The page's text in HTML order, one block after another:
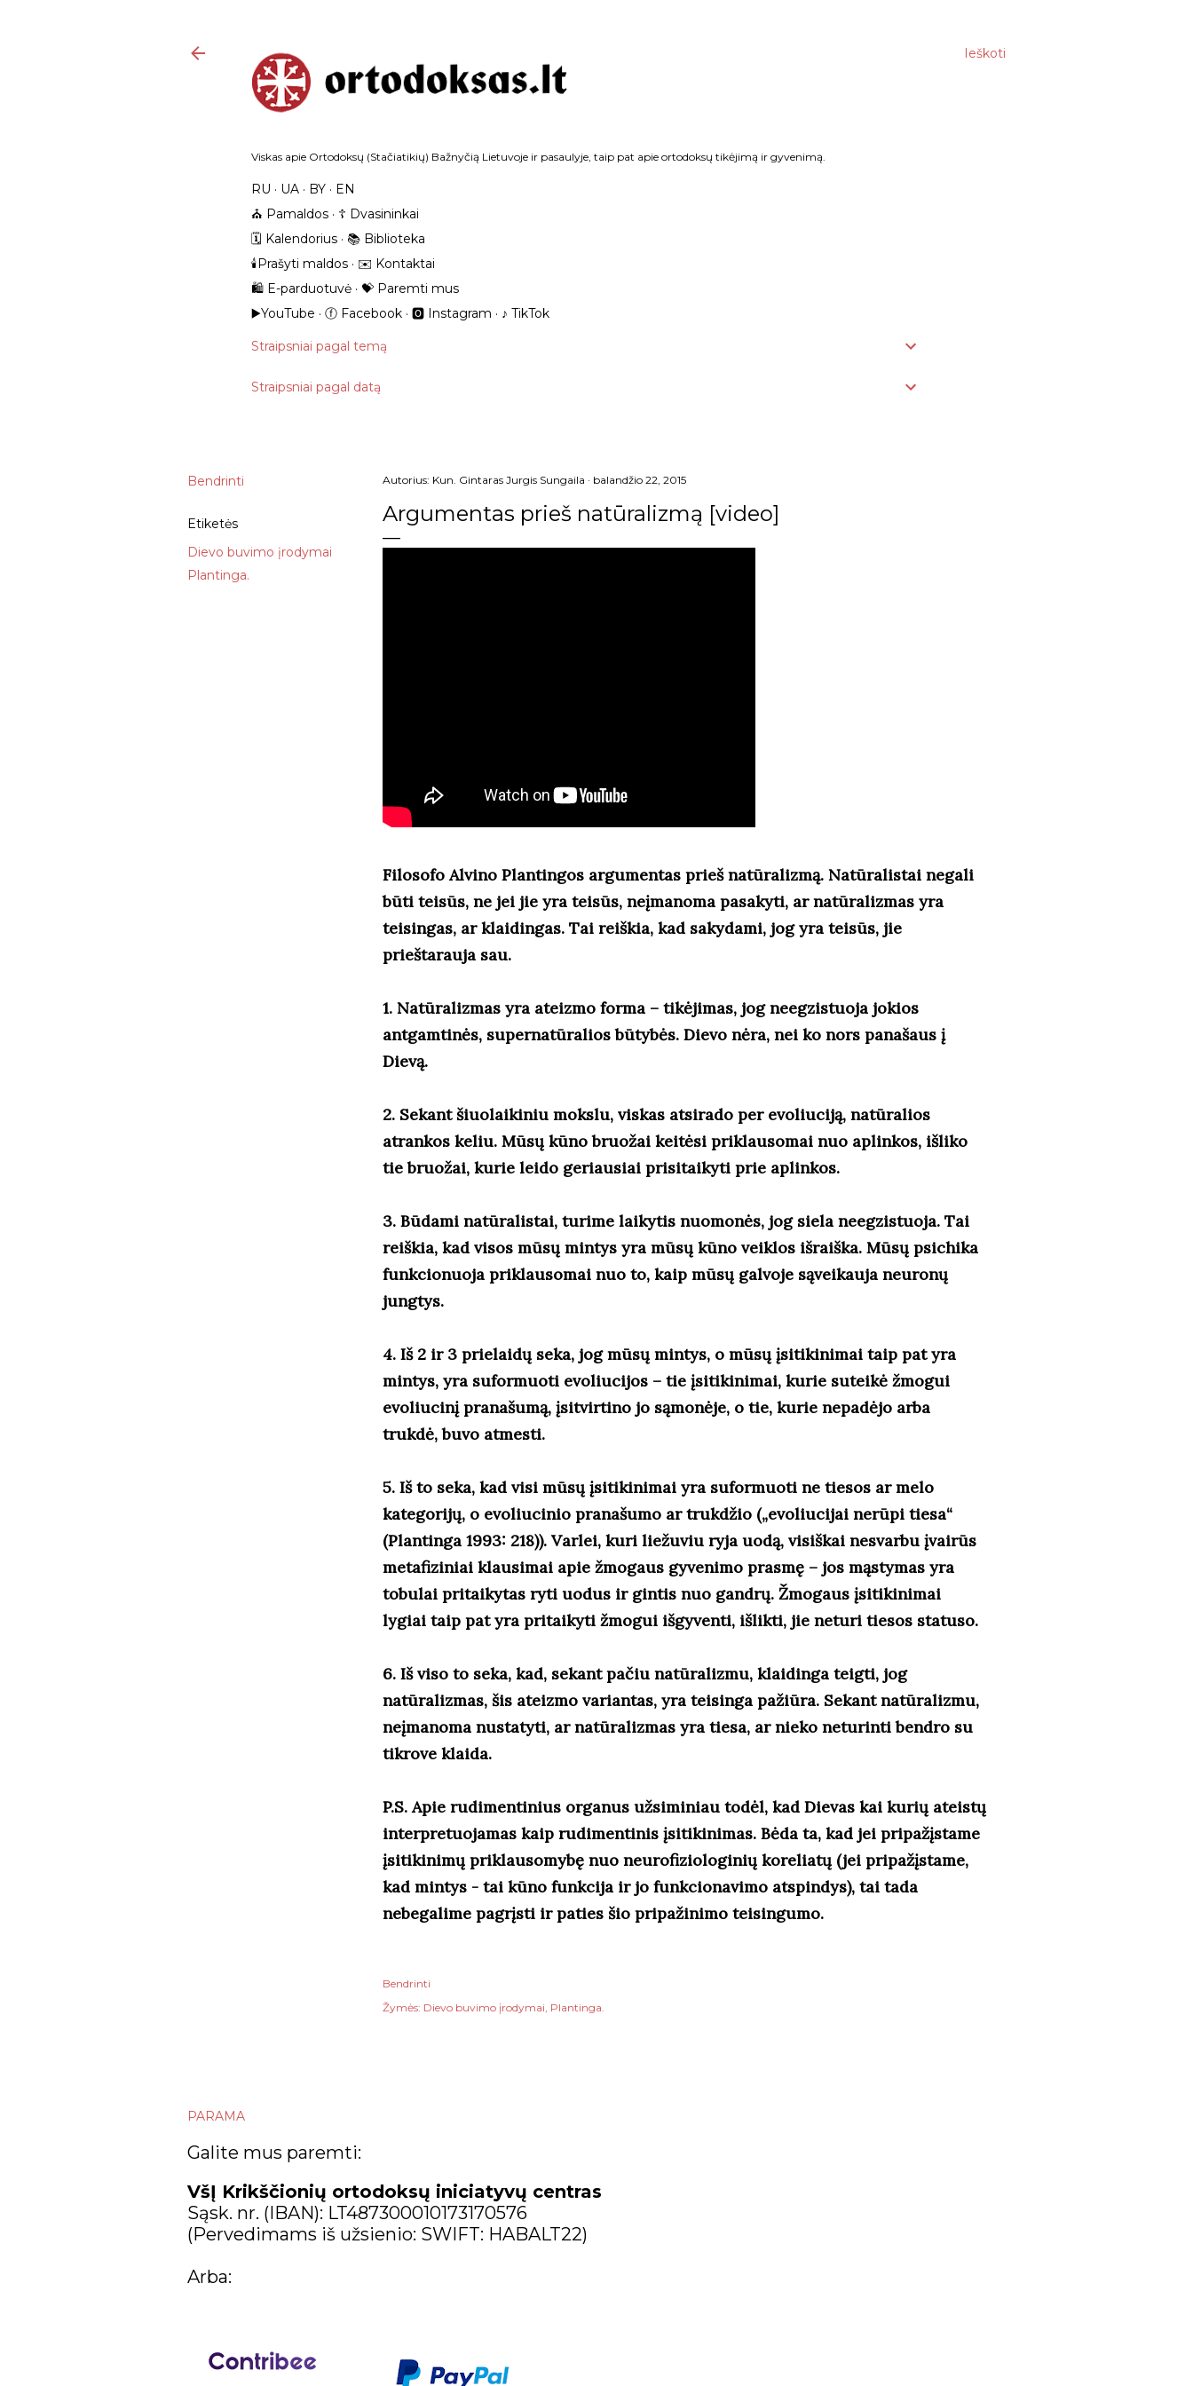
Ieškoti
Viskas apie Ortodoksų (Stačiatikių) Bažnyčią Lietuvoje ir pasaulyje, taip pat apie ortodoksų tikėjimą ir gyvenimą.
RU UA BY
EN
⛪️ Pamaldos
☦️ Dvasininkai
🗓️ Kalendorius
📚 Biblioteka
🕯️Prašyti maldos
✉️ Kontaktai
🛍️ E-parduotuvė
💝 Paremti mus
▶️YouTube
ⓕ Facebook 🅾 Instagram ‎♪ TikTok
Straipsniai pagal temą
Straipsniai pagal datą
Bendrinti
Etiketės
Dievo buvimo įrodymai
Plantinga.
Autorius: Kun. Gintaras Jurgis Sungaila balandžio 22, 2015
Argumentas prieš natūralizmą [video]
Filosofo Alvino Plantingos argumentas prieš natūralizmą. Natūralistai negali
būti teisūs, ne jei jie yra teisūs, neįmanoma pasakyti, ar natūralizmas yra
teisingas, ar klaidingas. Tai reiškia, kad sakydami, jog yra teisūs, jie
prieštarauja sau.
1. Natūralizmas yra ateizmo forma – tikėjimas, jog neegzistuoja jokios
antgamtinės, supernatūralios būtybės. Dievo nėra, nei ko nors panašaus į
Dievą.
2. Sekant šiuolaikiniu mokslu, viskas atsirado per evoliuciją, natūralios
atrankos keliu. Mūsų kūno bruožai keitėsi priklausomai nuo aplinkos, išliko
tie bruožai, kurie leido geriausiai prisitaikyti prie aplinkos.
3. Būdami natūralistai, turime laikytis nuomonės, jog siela neegzistuoja. Tai
reiškia, kad visos mūsų mintys yra mūsų kūno veiklos išraiška. Mūsų psichika
funkcionuoja priklausomai nuo to, kaip mūsų galvoje sąveikauja neuronų
jungtys.
4. Iš 2 ir 3 prielaidų seka, jog mūsų mintys, o mūsų įsitikinimai taip pat yra
mintys, yra suformuoti evoliucijos – tie įsitikinimai, kurie suteikė žmogui
evoliucinį pranašumą, įsitvirtino jo sąmonėje, o tie, kurie nepadėjo arba
trukdė, buvo atmesti.
5. Iš to seka, kad visi mūsų įsitikinimai yra suformuoti ne tiesos ar melo
kategorijų, o evoliucinio pranašumo ar trukdžio („evoliucijai nerūpi tiesa“
(Plantinga 1993: 218)). Varlei, kuri liežuviu ryja uodą, visiškai nesvarbu įvairūs
metafiziniai klausimai apie žmogaus gyvenimo prasmę – jos mąstymas yra
tobulai pritaikytas ryti uodus ir gintis nuo gandrų. Žmogaus įsitikinimai
lygiai taip pat yra pritaikyti žmogui išgyventi, išlikti, jie neturi tiesos statuso.
6. Iš viso to seka, kad, sekant pačiu natūralizmu, klaidinga teigti, jog
natūralizmas, šis ateizmo variantas, yra teisinga pažiūra. Sekant natūralizmu,
neįmanoma nustatyti, ar natūralizmas yra tiesa, ar nieko neturinti bendro su
tikrove klaida.
P.S. Apie rudimentinius organus užsiminiau todėl, kad Dievas kai kurių ateistų
interpretuojamas kaip rudimentinis įsitikinimas. Bėda ta, kad jei pripažįstame
įsitikinimų priklausomybę nuo neurofiziologinių koreliatų (jei pripažįstame,
kad mintys - tai kūno funkcija ir jo funkcionavimo atspindys), tai tada
nebegalime pagrįsti ir paties šio pripažinimo teisingumo.
Bendrinti
Žymės: Dievo buvimo įrodymai Plantinga.
PARAMA
Galite mus paremti:
VšĮ Krikščionių ortodoksų iniciatyvų centras
Sąsk. nr. (IBAN): LT487300010173170576
(Pervedimams iš užsienio: SWIFT: HABALT22)
Arba: